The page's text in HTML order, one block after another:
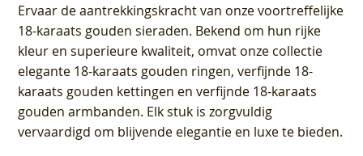
Ervaar de aantrekkingskracht van onze voortreffelijke
18-karaats gouden sieraden. Bekend om hun rijke
kleur en superieure kwaliteit, omvat onze collectie
elegante 18-karaats gouden ringen, verfijnde 18-
karaats gouden kettingen en verfijnde 18-karaats
gouden armbanden. Elk stuk is zorgvuldig
vervaardigd om blijvende elegantie en luxe te bieden.